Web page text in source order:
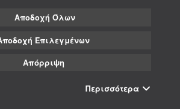
Αποδοχή Όλων
Επιλεγμένων
Απόρριψη
Περισσότερα